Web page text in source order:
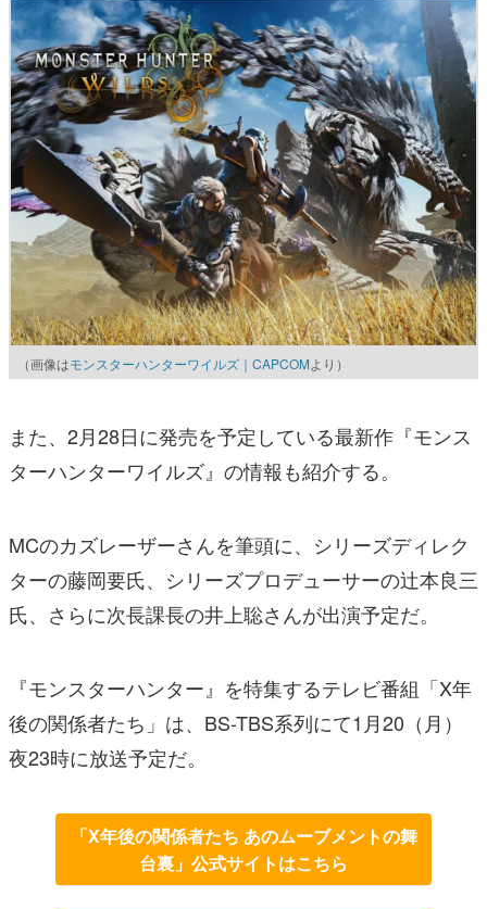
（画像はモンスターハンターワイルズ｜CAPCOMより）
また、2月28日に発売を予定している最新作『モンス
ターハンターワイルズ』の情報も紹介する。
MCのカズレーザーさんを筆頭に、シリーズディレク
ターの藤岡要氏、シリーズプロデューサーの辻本良三
氏、さらに次長課長の井上聡さんが出演予定だ。
『モンスターハンター』を特集するテレビ番組「X年
後の関係者たち」は、BS-TBS系列にて1月20（月）
夜23時に放送予定だ。
「X年後の関係者たち あのムーブメントの舞
台裏」公式サイトはこちら